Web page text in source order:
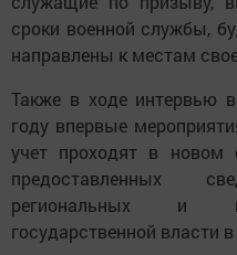
сроки военной службы,
направлены к местам
Также в ходе интервью
году впервые
учет проходят в новом
предоставленных
региональных и
государственной власти